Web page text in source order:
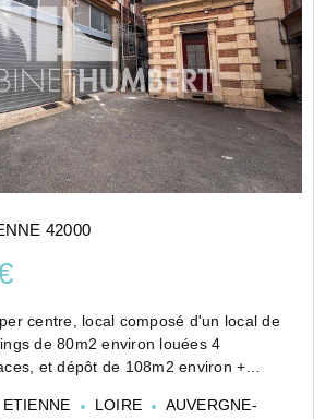
42000
centre, local composé d'un local de
de 80m2 environ louées 4
et dépôt de 108m2 environ +
agent commercial indépendant
LOIRE
AUVERGNE-